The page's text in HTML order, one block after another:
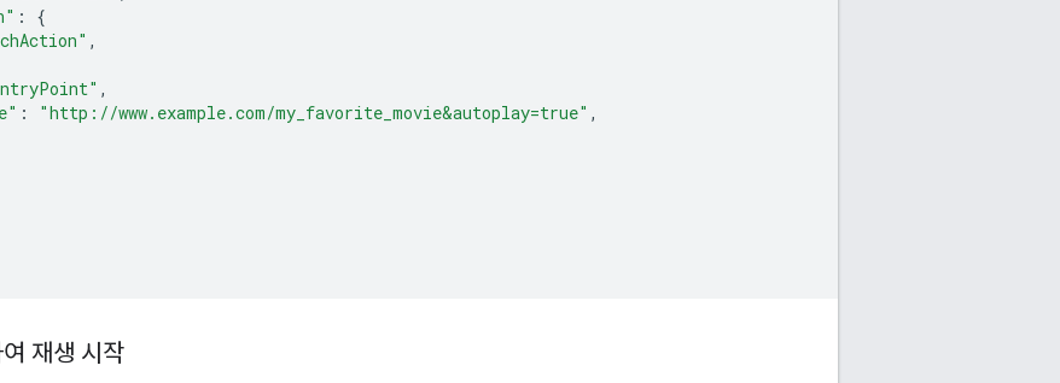
:
{
,
,
: "http://www.example.com/my_favorite_movie&autoplay=true" ,
재생 시작